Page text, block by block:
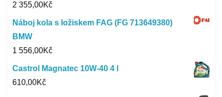
2 355,00Kč
Náboj kola s ložiskem FAG (FG 713649380)
BMW
1 556,00Kč
Castrol Magnatec 10W-40 4 l
610,00Kč